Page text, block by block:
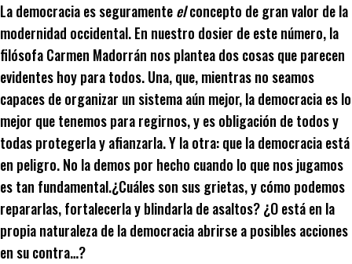
La democracia es seguramenteelconcepto de gran valor de la
modernidad occidental. En nuestro dosier de este número, la
filósofa Carmen Madorrán nos plantea dos cosas que parecen
evidentes hoy para todos. Una, que, mientras no seamos
capaces de organizar un sistema aún mejor, la democracia es lo
mejor que tenemos para regirnos, y es obligación de todos y
todas protegerla y afianzarla. Y la otra: que la democracia está
en peligro. No la demos por hecho cuando lo que nos jugamos
es tan fundamental.¿Cuáles son sus grietas, y cómo podemos
repararlas, fortalecerla y blindarla de asaltos? ¿O está en la
propia naturaleza de la democracia abrirse a posibles acciones
en su contra…?